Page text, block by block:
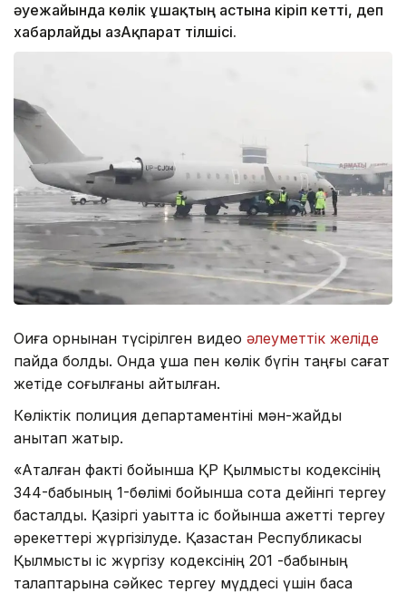
әуежайында көлік ұшақтың астына кіріп кетті, деп
хабарлайды ҚазАқпарат тілшісі.
Оқиға орнынан түсірілген видео әлеуметтік желіде
пайда болды. Онда ұшақ пен көлік бүгін таңғы сағат
жетіде соғылғаны айтылған.
Көліктік полиция департаментіні мән-жайды
анықтап жатыр.
«Аталған факті бойынша ҚР Қылмыстық кодексінің
344-бабының 1-бөлімі бойынша сотқа дейінгі тергеу
басталды. Қазіргі уақытта іс бойынша қажетті тергеу
әрекеттері жүргізілуде. Қазақстан Республикасы
Қылмыстық іс жүргізу кодексінің 201 -бабының
талаптарына сәйкес тергеу мүддесі үшін басқа